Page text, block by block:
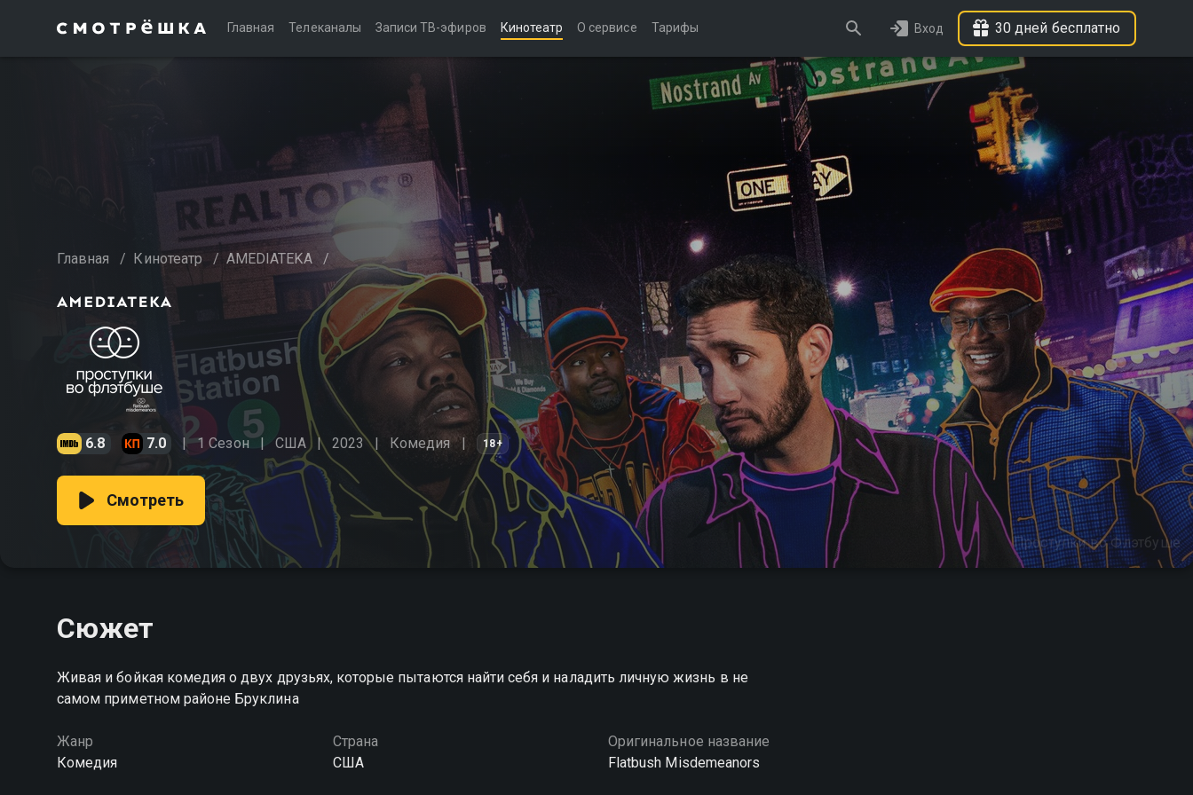
Главная Телеканалы Записи ТВ-эфиров Кинотеатр О сервисе Тарифы Вход 30 дней бесплатно
Главная / Кинотеатр / AMEDIATEKA /
6.8 7.0 1 Сезон США 2023 Комедия 18+
Проступки во Флэтбуше
Смотреть
Сюжет
Живая и бойкая комедия о двух друзьях, которые пытаются найти себя и наладить личную жизнь в не
самом приметном районе Бруклина
Жанр
Комедия
Страна
США
Оригинальное название
Flatbush Misdemeanors